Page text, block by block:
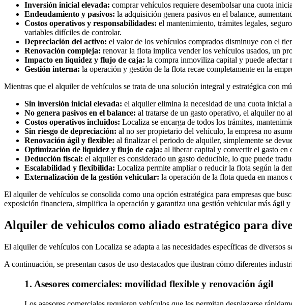
Inversión inicial elevada: comprar vehículos requiere desembolsar una cuota
Endeudamiento y pasivos: la adquisición genera pasivos en el balance,
Costos operativos y responsabilidades: el mantenimiento, trámites legales,
variables difíciles de controlar.
Depreciación del activo: el valor de los vehículos comprados disminuye con el
Renovación compleja: renovar la flota implica vender los vehículos usados, un
Impacto en liquidez y flujo de caja: la compra inmoviliza capital y puede afectar
Gestión interna: la operación y gestión de la flota recae completamente en la
Mientras que el alquiler de vehículos se trata de una solución integral y estratégica con
Sin inversión inicial elevada: el alquiler elimina la necesidad de una cuota inicial
No genera pasivos en el balance: al tratarse de un gasto operativo, el alquiler no
Costos operativos incluidos: Localiza se encarga de todos los trámites,
Sin riesgo de depreciación: al no ser propietario del vehículo, la empresa no
Renovación ágil y flexible: al finalizar el periodo de alquiler, simplemente se
Optimización de liquidez y flujo de caja: al liberar capital y convertir el gasto
Deducción fiscal: el alquiler es considerado un gasto deducible, lo que puede
Escalabilidad y flexibilida: Localiza permite ampliar o reducir la flota según la
Externalización de la gestión vehicular: la operación de la flota queda en
El alquiler de vehículos se consolida como una opción estratégica para empresas que
exposición financiera, simplifica la operación y garantiza una gestión vehicular más ágil
Alquiler de vehiculos como aliado estratégico para
El alquiler de vehículos con Localiza se adapta a las necesidades específicas de
A continuación, se presentan casos de uso destacados que ilustran cómo diferentes
1. Asesores comerciales: movilidad flexible y renovación ágil